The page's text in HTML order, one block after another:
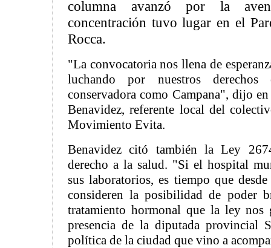
columna avanzó por la
concentración tuvo lugar en el
Rocca.
"La convocatoria nos llena de
luchando por nuestros
conservadora como Campana", dijo
Benavidez, referente local del
Movimiento Evita.
Benavidez citó también la Ley
derecho a la salud. "Si el hospital
sus laboratorios, es tiempo que
consideren la posibilidad de poder
tratamiento hormonal que la ley nos
presencia de la diputada provincial
política de la ciudad que vino a